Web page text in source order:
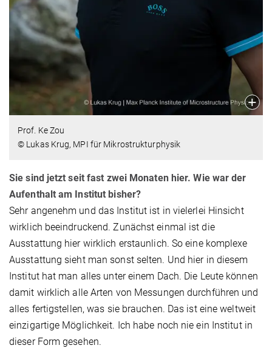
Prof. Ke Zou
© Lukas Krug, MPI für Mikrostrukturphysik
Sie sind jetzt seit fast zwei Monaten hier. Wie war der
Aufenthalt am Institut bisher?
Sehr angenehm und das Institut ist in vielerlei Hinsicht
wirklich beeindruckend. Zunächst einmal ist die
Ausstattung hier wirklich erstaunlich. So eine komplexe
Ausstattung sieht man sonst selten. Und hier in diesem
Institut hat man alles unter einem Dach. Die Leute können
damit wirklich alle Arten von Messungen durchführen und
alles fertigstellen, was sie brauchen. Das ist eine weltweit
einzigartige Möglichkeit. Ich habe noch nie ein Institut in
dieser Form gesehen.